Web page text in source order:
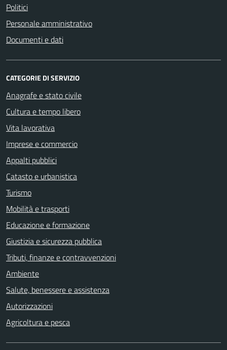
Politici
Personale amministrativo
Documenti e dati
CATEGORIE DI SERVIZIO
Anagrafe e stato civile
Cultura e tempo libero
Vita lavorativa
Imprese e commercio
Appalti pubblici
Catasto e urbanistica
Turismo
Mobilità e trasporti
Educazione e formazione
Giustizia e sicurezza pubblica
Tributi, finanze e contravvenzioni
Ambiente
Salute, benessere e assistenza
Autorizzazioni
Agricoltura e pesca